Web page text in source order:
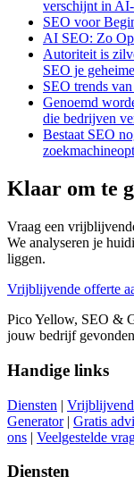
verschijnt in
SEO voor
AI SEO: Zo
Autoriteit is
SEO je
SEO trends
Genoemd
die bedrijven
Bestaat SEO
Klaar om te
Vraag een
We analyseren je
liggen.
Vrijblijvende offerte
Pico Yellow, SEO &
jouw bedrijf
Handige links
Diensten |
Generator| Gratis
ons | Veelgestelde
Diensten